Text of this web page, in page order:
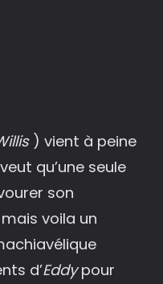
) vient à peine
qu’une seule
son
voila un
d’Eddypour